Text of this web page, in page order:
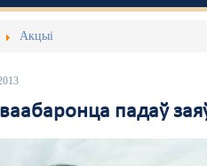
Акцыі
падаў